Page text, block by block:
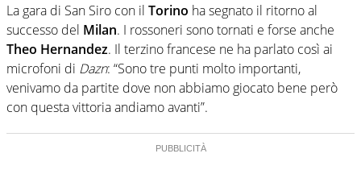
La gara di San Siro con il Torino ha segnato il ritorno al
successo del Milan. I rossoneri sono tornati e forse anche
Theo Hernandez. Il terzino francese ne ha parlato così ai
microfoni di Dazn: “Sono tre punti molto importanti,
venivamo da partite dove non abbiamo giocato bene però
con questa vittoria andiamo avanti”.